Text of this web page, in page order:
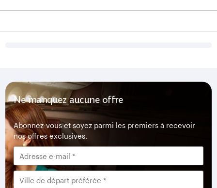
Ne manquez aucune offre
Abonnez-vous et soyez parmi les premiers à recevoir
nos offres exclusives.